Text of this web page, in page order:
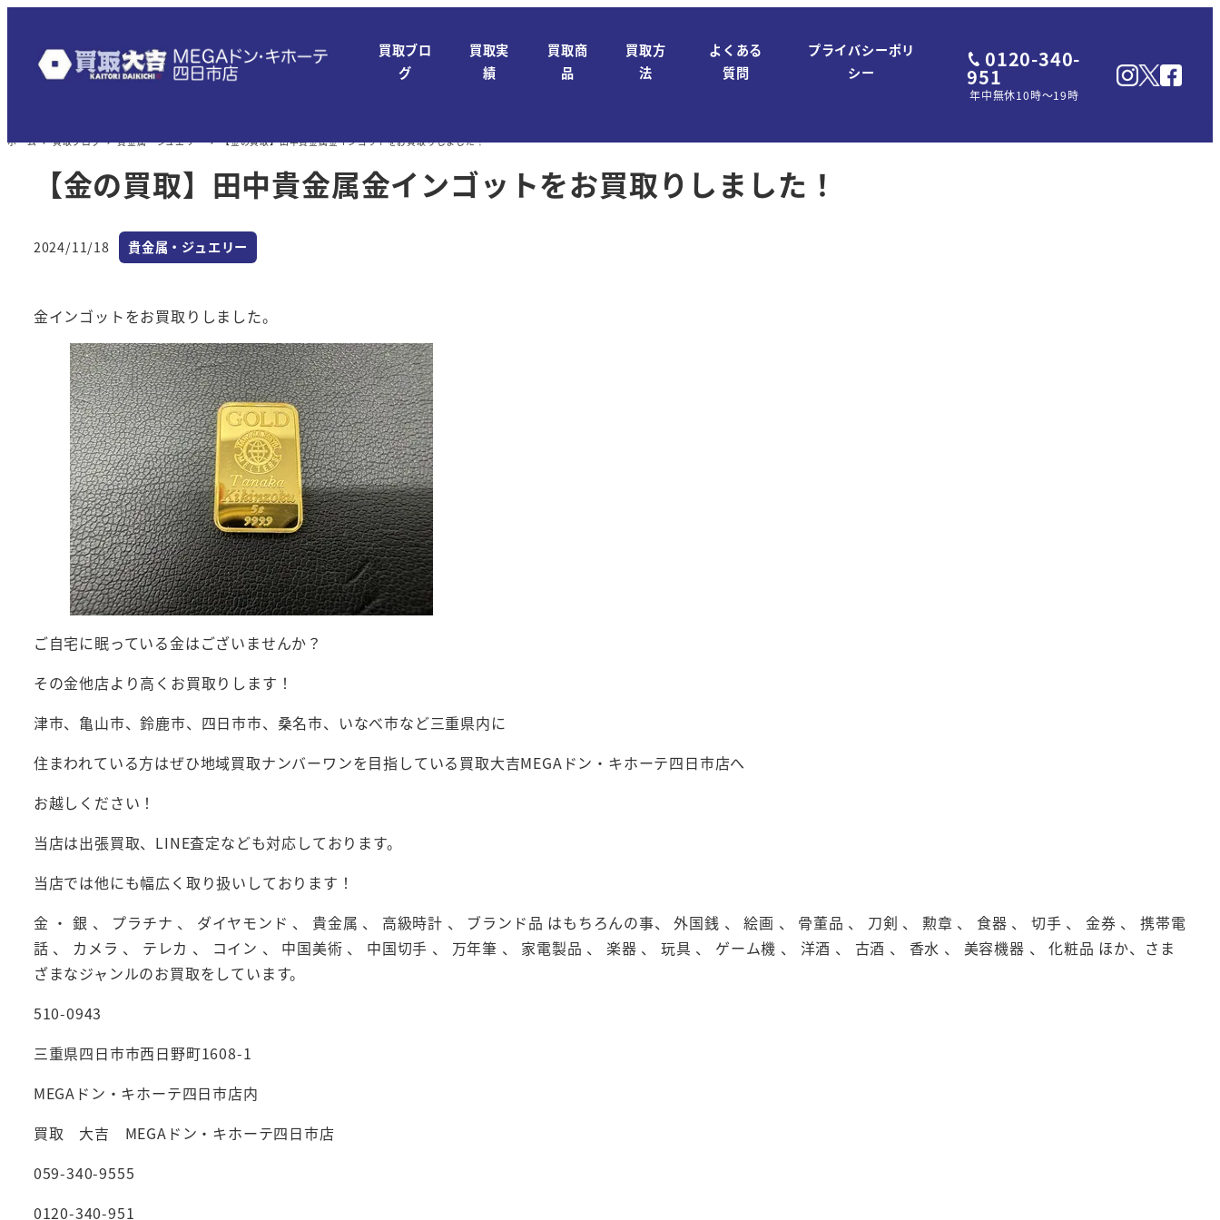
テ
買取ブロ
グ
買取実
績
買取商
品
買取方
法
よくある
質問
プライバシーポリ
シー
0120-340-
951
年中無休10時～19時
ホーム 買取ブログ 貴金属・ジュエリー 【金の買取】田中貴金属金インゴットをお買取りしました！
【金の買取】田中貴金属金インゴットをお買取りしました！
投稿日
2024/11/18 カテゴリー
貴金属・ジュエリー
金インゴットをお買取りしました。
ご自宅に眠っている金はございませんか？
その金他店より高くお買取りします！
津市、亀山市、鈴鹿市、四日市市、桑名市、いなべ市など三重県内に
住まわれている方はぜひ地域買取ナンバーワンを目指している買取大吉MEGAドン・キホーテ四日市店へ
お越しください！
当店は出張買取、LINE査定なども対応しております。
当店では他にも幅広く取り扱いしております！
金 ・ 銀 、 プラチナ 、 ダイヤモンド 、 貴金属 、 高級時計 、 ブランド品 はもちろんの事、 外国銭 、 絵画 、 骨董品 、 刀剣 、 勲章 、 食器 、 切手 、 金券 、 携帯電
話 、 カメラ 、 テレカ 、 コイン 、 中国美術 、 中国切手 、 万年筆 、 家電製品 、 楽器 、 玩具 、 ゲーム機 、 洋酒 、 古酒 、 香水 、 美容機器 、 化粧品 ほか、さま
ざまなジャンルのお買取をしています。
510-0943
三重県四日市市西日野町1608-1
MEGAドン・キホーテ四日市店内
買取 大吉 MEGAドン・キホーテ四日市店
059-340-9555
0120-340-951